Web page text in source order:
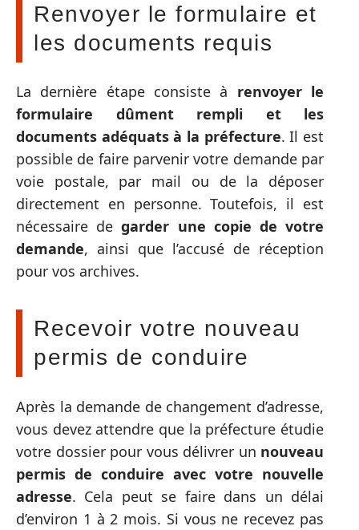
Renvoyer le formulaire et
les documents requis
La dernière étape consiste à renvoyer le
formulaire dûment rempli et les
documents adéquats à la préfecture. Il est
possible de faire parvenir votre demande par
voie postale, par mail ou de la déposer
directement en personne. Toutefois, il est
nécessaire degarder une copie de votre
demande, ainsi que l’accusé de réception
pour vos archives.
Recevoir votre nouveau
permis de conduire
Après la demande de changement d’adresse,
vous devez attendre que la préfecture étudie
votre dossier pour vous délivrer un nouveau
permis de conduire avec votre nouvelle
adresse. Cela peut se faire dans un délai
d’environ 1 à 2 mois. Si vous ne recevez pas